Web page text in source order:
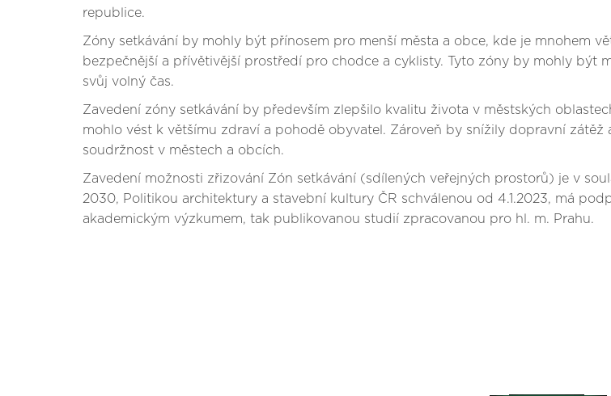
republice.
Zóny setkávání by mohly být přínosem pro menší města a obce, kde je mnohem
bezpečnější a přívětivější prostředí pro chodce a cyklisty. Tyto zóny by mohly být
svůj volný čas.
Zavedení zóny setkávání by především zlepšilo kvalitu života v městských
mohlo vést k většímu zdraví a pohodě obyvatel. Zároveň by snížily dopravní
soudržnost v městech a obcích.
Zavedení možnosti zřizování Zón setkávání (sdílených veřejných prostorů) je v
2030, Politikou architektury a stavební kultury ČR schválenou od 4.1.2023, má
akademickým výzkumem, tak publikovanou studií zpracovanou pro hl. m. Prahu.